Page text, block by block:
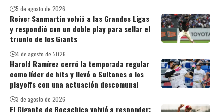
5 de agosto de 2026
Reiver Sanmartín volvió a las Grandes Ligas
y respondió con un doble play para sellar el
triunfo de los Giants
4 de agosto de 2026
Harold Ramírez cerró la temporada regular
como líder de hits y llevó a Sultanes a los
playoffs con una actuación descomunal
3 de agosto de 2026
El Gigante de Bocachica volvió a responder: